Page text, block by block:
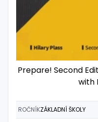
Prepare! Second
with
ROČNÍKZÁKLADNÍ ŠKOLY